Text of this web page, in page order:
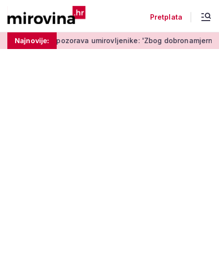
Pretplata
Najnovije:
Policija upozorava umirovljenike: 'Zbog dobronamjernosti